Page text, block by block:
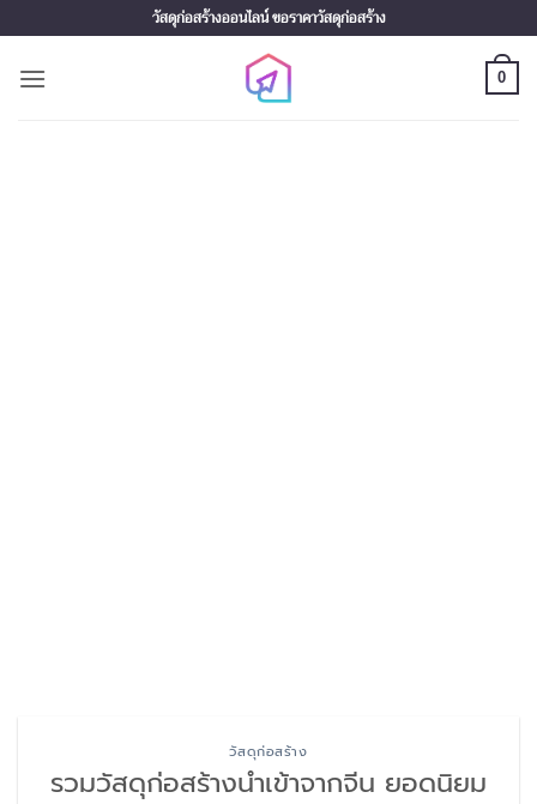
to
content
วัสดุก่อสร้างออนไลน์ ขอราคาวัสดุก่อสร้าง
0
วัสดุก่อสร้าง
รวมวัสดุก่อสร้างนำเข้าจากจีน ยอดนิยม